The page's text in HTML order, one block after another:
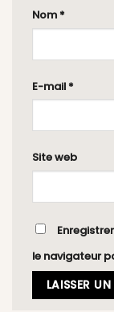
Nom *
E-mail *
Site web
le navigateur